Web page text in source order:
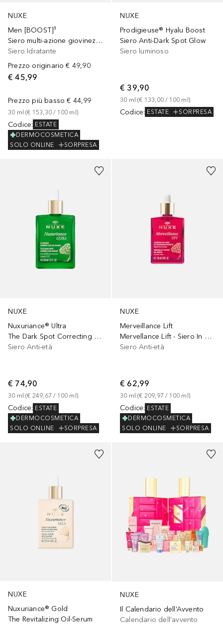
NUXE
Men [BOOST]³
Siero multi-azione giovinezza e energia
Siero Idratante
Prezzo originario € 49,90
€ 45,99
Prezzo più basso € 44,99
30 ml (€ 153,30 / 100 ml )
Codice: ESTATE
DERMOCOSMETICA
SOLO ONLINE
SORPRESA
NUXE
Prodigieuse® Hyalu Boost
Siero Anti-Dark Spot Glow
Siero luminoso
€ 39,90
30 ml (€ 133,00 / 100 ml )
Codice: ESTATE SORPRESA
NUXE
Nuxuriance® Ultra
The Dark Spot Correcting Serum
Siero Anti-età
€ 74,90
30 ml (€ 249,67 / 100 ml )
Codice: ESTATE
DERMOCOSMETICA
SOLO ONLINE
SORPRESA
NUXE
Merveillance Lift
Mervellance Lift - Siero In Olio Attivatore Di Tonicità
Siero Anti-età
€ 62,99
30 ml (€ 209,97 / 100 ml )
Codice: ESTATE
DERMOCOSMETICA
SOLO ONLINE
SORPRESA
NUXE
Nuxuriance® Gold
The Revitalizing Oil-Serum
NUXE
Il Calendario dell’Avvento
Calendario dell'avvento